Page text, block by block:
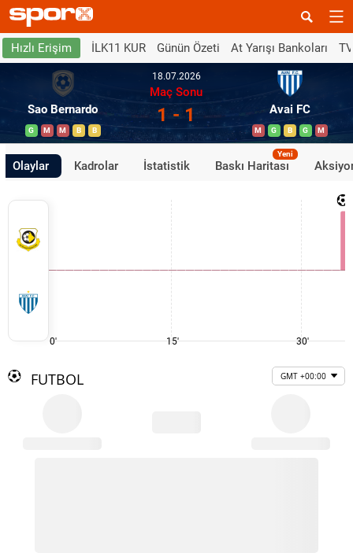
Hızlı Erişim İLK11 KUR Günün Özeti At Yarışı Bankoları
Sao Bernardo
G M M B B
18.07.2026
Maç Sonu
1 - 1 Avai FC
M G B G M
Olaylar Kadrolar İstatistik Baskı Haritası
Yeni
0' 15' 30'
FUTBOL GMT +00:00